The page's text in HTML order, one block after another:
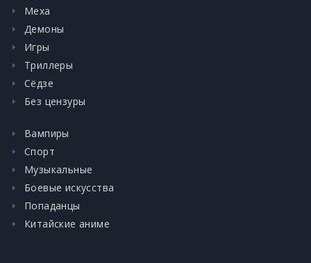
Меха
Демоны
Игры
Триллеры
Сёдзе
Без цензуры
Вампиры
Спорт
Музыкальные
Боевые искусства
Попаданцы
Китайские аниме